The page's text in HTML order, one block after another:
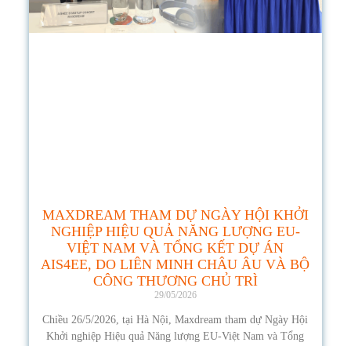
MAXDREAM THAM DỰ NGÀY HỘI KHỞI
NGHIỆP HIỆU QUẢ NĂNG LƯỢNG EU-
VIỆT NAM VÀ TỔNG KẾT DỰ ÁN
AIS4EE, DO LIÊN MINH CHÂU ÂU VÀ BỘ
CÔNG THƯƠNG CHỦ TRÌ
29/05/2026
Chiều 26/5/2026, tại Hà Nội, Maxdream tham dự Ngày Hội
Khởi nghiệp Hiệu quả Năng lượng EU-Việt Nam và Tổng